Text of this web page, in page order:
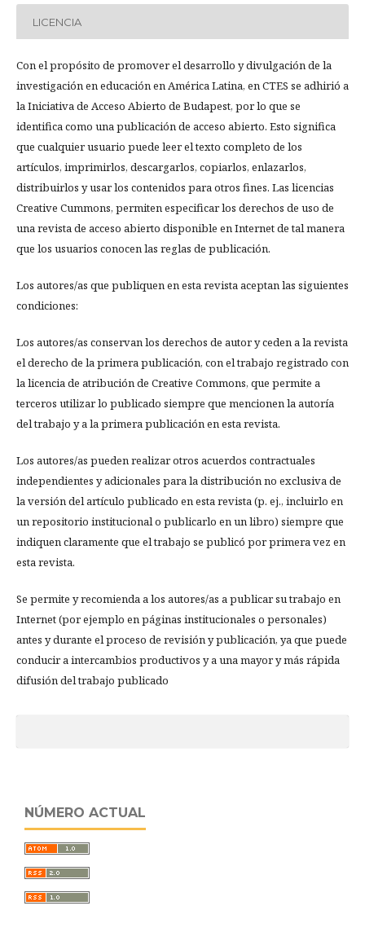
LICENCIA
Con el propósito de promover el desarrollo y divulgación de la
investigación en educación en América Latina, en CTES se adhirió a
la Iniciativa de Acceso Abierto de Budapest, por lo que se
identifica como una publicación de acceso abierto. Esto significa
que cualquier usuario puede leer el texto completo de los
artículos, imprimirlos, descargarlos, copiarlos, enlazarlos,
distribuirlos y usar los contenidos para otros fines. Las licencias
Creative Cummons, permiten especificar los derechos de uso de
una revista de acceso abierto disponible en Internet de tal manera
que los usuarios conocen las reglas de publicación.
Los autores/as que publiquen en esta revista aceptan las siguientes
condiciones:
Los autores/as conservan los derechos de autor y ceden a la revista
el derecho de la primera publicación, con el trabajo registrado con
la licencia de atribución de Creative Commons, que permite a
terceros utilizar lo publicado siempre que mencionen la autoría
del trabajo y a la primera publicación en esta revista.
Los autores/as pueden realizar otros acuerdos contractuales
independientes y adicionales para la distribución no exclusiva de
la versión del artículo publicado en esta revista (p. ej., incluirlo en
un repositorio institucional o publicarlo en un libro) siempre que
indiquen claramente que el trabajo se publicó por primera vez en
esta revista.
Se permite y recomienda a los autores/as a publicar su trabajo en
Internet (por ejemplo en páginas institucionales o personales)
antes y durante el proceso de revisión y publicación, ya que puede
conducir a intercambios productivos y a una mayor y más rápida
difusión del trabajo publicado
NÚMERO ACTUAL